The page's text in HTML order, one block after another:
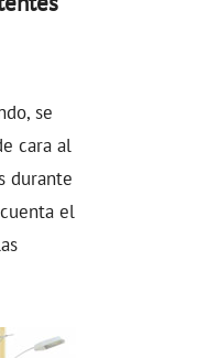
se
cara al
durante
el